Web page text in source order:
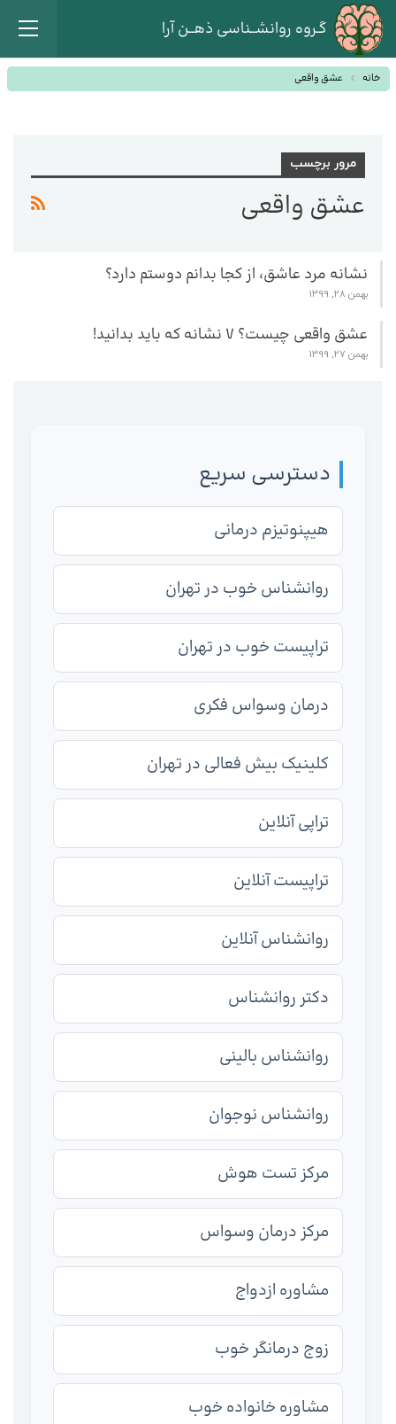
گـروه روانشــناسی ذهــن آرا
خانه عشق واقعی
مرور برچسب
عشق واقعی
نشانه مرد عاشق، از کجا بدانم دوستم دارد؟
بهمن 28, 1399
عشق واقعی چیست؟ ۷ نشانه که باید بدانید!
بهمن 27, 1399
دسترسی سریع
هیپنوتیزم درمانی
روانشناس خوب در تهران
تراپیست خوب در تهران
درمان وسواس فکری
کلینیک بیش فعالی در تهران
تراپی آنلاین
تراپیست آنلاین
روانشناس آنلاین
دکتر روانشناس
روانشناس بالینی
روانشناس نوجوان
مرکز تست هوش
مرکز درمان وسواس
مشاوره ازدواج
زوج درمانگر خوب
مشاوره خانواده خوب